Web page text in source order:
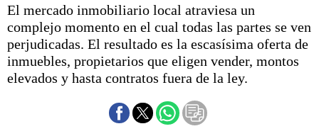
Deportes
Escenario Olímpico
Liga del Sur
Básquetbol
Fútbol
Federal A
Aplausos
Cines
El mercado inmobiliario local atraviesa un
complejo momento en el cual todas las partes se ven
perjudicadas. El resultado es la escasísima oferta de
inmuebles, propietarios que eligen vender, montos
elevados y hasta contratos fuera de la ley.